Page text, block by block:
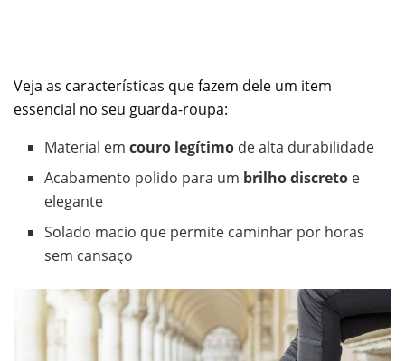
Veja as características que fazem dele um item
essencial no seu guarda-roupa:
Material emcouro legítimo de alta durabilidade
Acabamento polido para um brilho discreto e
elegante
Solado macio que permite caminhar por horas
sem cansaço